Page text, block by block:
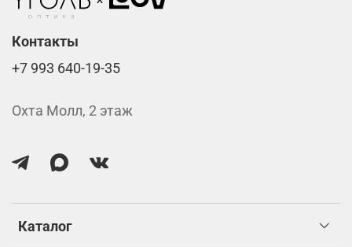
изготовлением.
Каталог
Контакты
+7 993 640-19-35
Охта Молл, 2 этаж